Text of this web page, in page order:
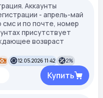
Аккаунты
- апрель-май
и по почте, номер
присутствует
возвраст
12.05.2026 11:42 2%
Купить